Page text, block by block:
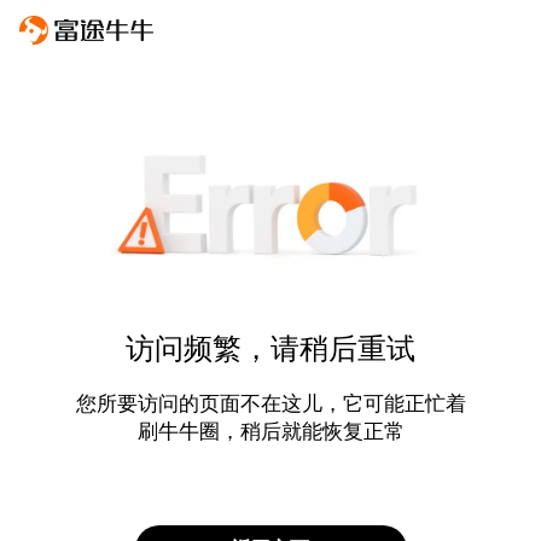
访问频繁，请稍后重试
您所要访问的页面不在这儿，它可能正忙着
刷牛牛圈，稍后就能恢复正常